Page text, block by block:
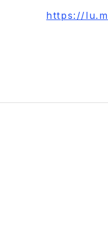
https://